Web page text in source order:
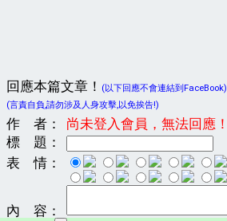
回應本篇文章！
(以下回應不會連結到FaceBook)
(言責自負,請勿涉及人身攻擊,以免挨告!)
作 者：
尚未登入會員，無法回應！
標 題：
表 情：
內 容：